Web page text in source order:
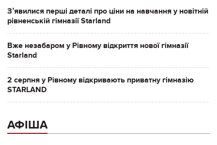
Зʼявилися перші деталі про ціни на навчання у новітній
рівненській гімназії Starland
Вже незабаром у Рівному відкриття нової гімназії
Starland
2 серпня у Рівному відкривають приватну гімназію
STARLAND
АФІША